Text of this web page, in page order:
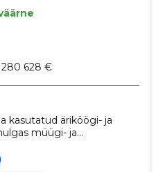
280 628 €
kasutatud äriköögi- ja
müügi- ja